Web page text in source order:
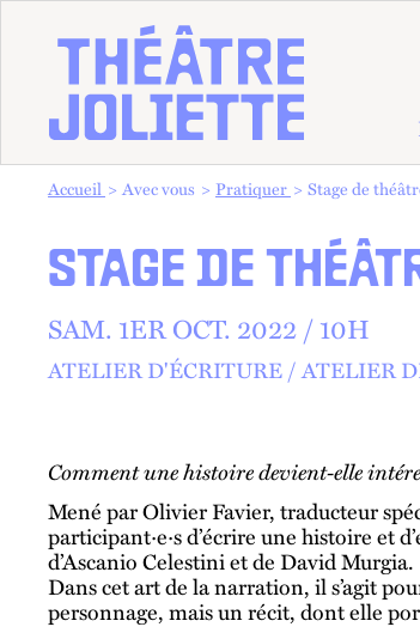
Vous êtes dans :
Accueil Avec vous Pratiquer Stage de
STAGE DE
SAM. 1EROCT. 2022 /10H
ATELIER D'ÉCRITURE ATELIER
Comment une histoire devient-elle
Mené par Olivier Favier, traducteur
participant·e·s d’écrire une histoire et
d’Ascanio Celestini et de David Murgia.
Dans cet art de la narration, il s’agit
personnage, mais un récit, dont elle